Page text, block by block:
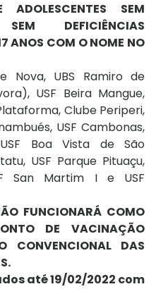
SEM
DEFICIÊNCIAS
ANOS COM O NOME NO
Nova, UBS Ramiro de
USF Beira Mangue,
Clube Periperi,
USF Cambonas,
Boa Vista de São
USF Parque Pituaçu,
San Martim I e USF
FUNCIONARÁ COMO
DE VACINAÇÃO
CONVENCIONAL DAS
até 19/02/2022 com